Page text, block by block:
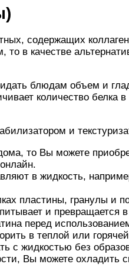
содержащих
то в качестве
блюдам объем и
количество белка
и
то Вы можете
в жидкость,
пластины, гранулы и
и превращается в
перед
в теплой или
с жидкостью без
Вы можете охладить